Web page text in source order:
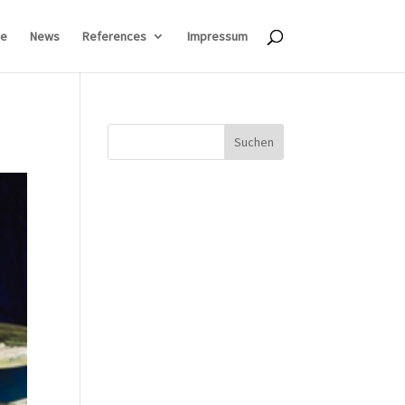
News References Impressum